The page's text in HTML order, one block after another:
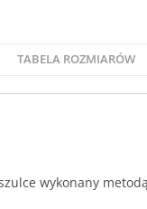
TABELA ROZMIARÓW
wykonany